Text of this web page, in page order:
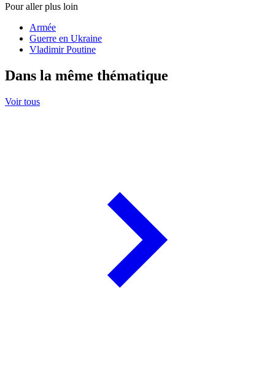
Pour aller plus loin
Armée
Guerre en Ukraine
Vladimir Poutine
Dans la même thématique
Voir tous